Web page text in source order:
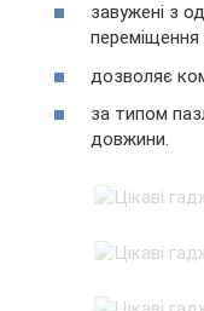
завужені з
переміщення
дозволяє
за типом
довжини.